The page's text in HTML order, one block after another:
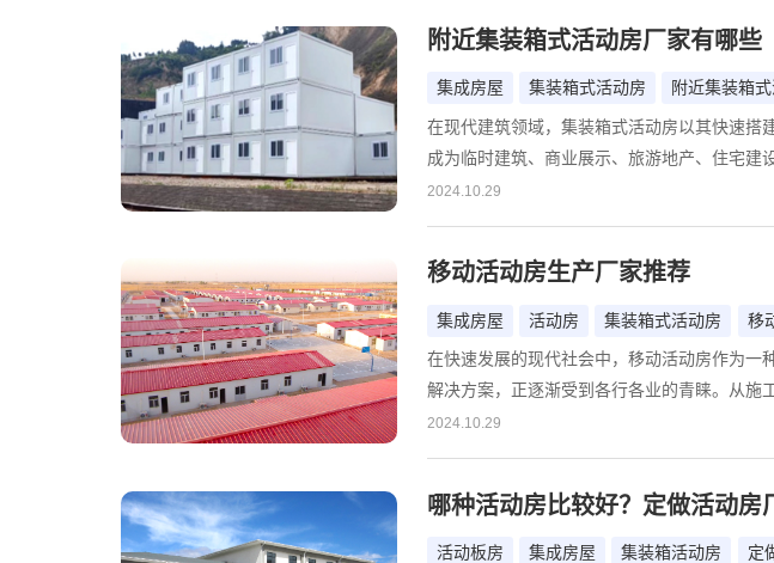
议，旨在为消费者提供全面而实用的信息。
附近集装箱式活动房厂家有哪些
集成房屋 集装箱式活动房 附近集装箱
在现代建筑领域，集装箱式活动房以其快速搭
成为临时建筑、商业展示、旅游地产、住宅建
箱式活动房需求的不断增长，越来越多的厂家
成为众多客户的优选合作伙伴。
2024.10.29
移动活动房生产厂家推荐
集成房屋 活动房 集装箱式活动房 移
在快速发展的现代社会中，移动活动房作为一
解决方案，正逐渐受到各行各业的青睐。从施
置，从旅游度假的临时住所到创意园区的特色
活动房市场的现状与趋势，并强烈推荐一家
际集成房屋（北京）有限公司（以下简称“诚栋
2024.10.29
哪种活动房比较好？定做活动房
活动板房 集成房屋 集装箱活动房 定